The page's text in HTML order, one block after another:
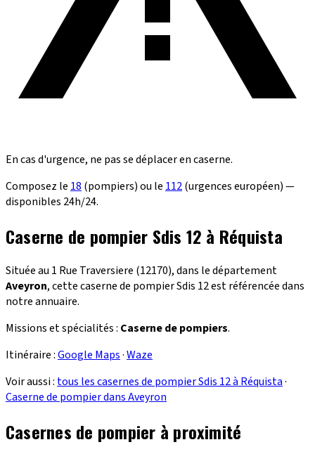
En cas d'urgence, ne pas se déplacer en caserne.
Composez le 18 (pompiers) ou le 112(urgences européen) —
disponibles 24h/24.
Caserne de pompier Sdis 12 à Réquista
Située au 1 Rue Traversiere (12170), dans le département
Aveyron, cette caserne de pompier Sdis 12 est référencée dans
notre annuaire.
Missions et spécialités : Caserne de pompiers.
Itinéraire :Google Maps·Waze
Voir aussi : tous les casernes de pompier Sdis 12 à Réquista·
Caserne de pompier dans Aveyron
Casernes de pompier à proximité